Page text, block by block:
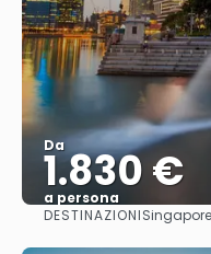
Da
1.830 €
a persona
DESTINAZIONISingapore